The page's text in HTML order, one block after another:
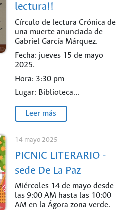
lectura!!
Círculo de lectura Crónica de
una muerte anunciada de
Gabriel García Márquez.
Fecha: jueves 15 de mayo
2025.
Hora: 3:30 pm
Lugar: Biblioteca…
Leer más
14 mayo 2025
PICNIC LITERARIO -
sede De La Paz
Miércoles 14 de mayo desde
las 9:00 AM hasta las 10:00
AM en la Ágora zona verde.